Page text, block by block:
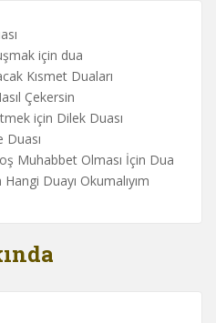
için dua
Kısmet Duaları
Çekersin
için Dilek Duası
Duası
Muhabbet Olması İçin Dua
Duayı Okumalıyım